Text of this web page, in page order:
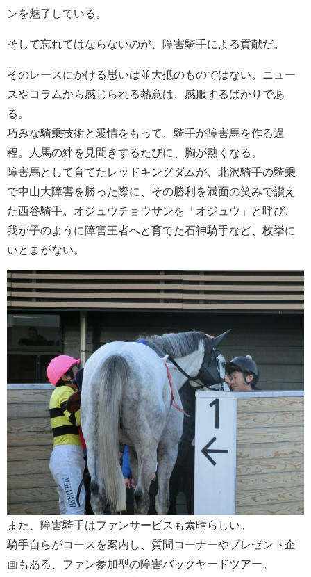
ンを魅了している。
そして忘れてはならないのが、障害騎手による貢献だ。
そのレースにかける思いは並大抵のものではない。ニュー
スやコラムから感じられる熱意は、感服するばかりであ
る。
巧みな騎乗技術と愛情をもって、騎手が障害馬を作る過
程。人馬の絆を見聞きするたびに、胸が熱くなる。
障害馬として育てたレッドキングダムが、北沢騎手の騎乗
で中山大障害を勝った際に、その勝利を満面の笑みで讃え
た西谷騎手。オジュウチョウサンを「オジュウ」と呼び、
我が子のように障害王者へと育てた石神騎手など、枚挙に
いとまがない。
また、障害騎手はファンサービスも素晴らしい。
騎手自らがコースを案内し、質問コーナーやプレゼント企
画もある、ファン参加型の障害バックヤードツアー。